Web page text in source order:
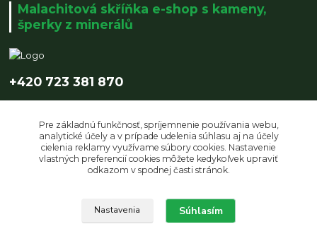
Malachitová skříňka e-shop s kameny,
šperky z minerálů
+420 723 381 870
Upravit sběr cookies.
Pre základnú funkčnosť, spríjemnenie používania webu,
analytické účely a v prípade udelenia súhlasu aj na účely
cielenia reklamy využívame súbory cookies. Nastavenie
vlastných preferencií cookies môžete kedykoľvek upraviť
odkazom v spodnej časti stránok.
Nastavenia Súhlasím